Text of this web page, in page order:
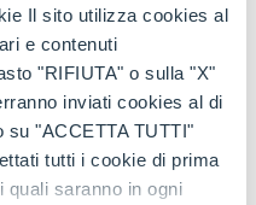
Il sito utilizza cookies al
e contenuti
"RIFIUTA" o sulla "X"
inviati cookies al di
"ACCETTA TUTTI"
tutti i cookie di prima
saranno in ogni